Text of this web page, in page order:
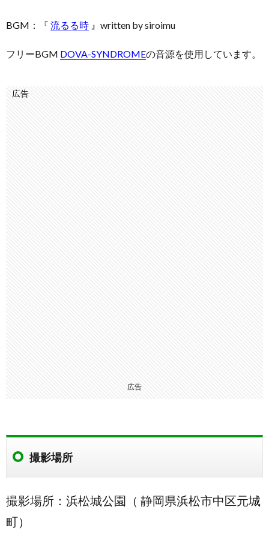
BGM：『 流るる時 』written by siroimu
フリーBGM DOVA-SYNDROMEの音源を使用しています。
広告
広告
撮影場所
撮影場所：浜松城公園（ 静岡県浜松市中区元城
町）